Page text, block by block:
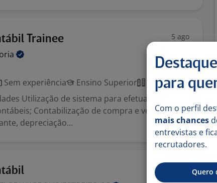
Trainee 5 ago
Sem experiência Ensino Superior
Presencial
Utilização de sistema para efetuar
Contabilização de compra e venda de
depreciação...
para
Com o perfil
mais chances
entrevistas e
recrutadores.
Quero